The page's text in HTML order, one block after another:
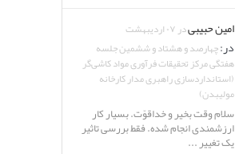
امین حبیبیدر ۰۷ اردیبهشت
در:چهارصد و هشتاد و ششمین جلسه
هفتگی مرکز تحقیقات فرآوری مواد کاشی‌گر
(استانداردسازی راهبری مدار کارخانه
مولیبدن)
سلام وقت بخیر و خداقوّت. بسیار کار
ارزشمندی انجام شده. فقط بررسی تاثیر
یک تغییر ...